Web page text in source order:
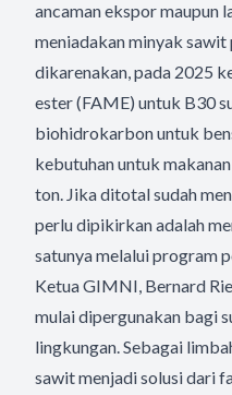
ancaman ekspor maupun
meniadakan minyak
dikarenakan, pada 2025
ester (FAME) untuk B30
biohidrokarbon untuk
kebutuhan untuk
ton. Jika ditotal sudah
perlu dipikirkan adalah
satunya melalui program
Ketua GIMNI, Bernard
mulai dipergunakan bagi
lingkungan. Sebagai
sawit menjadi solusi dari